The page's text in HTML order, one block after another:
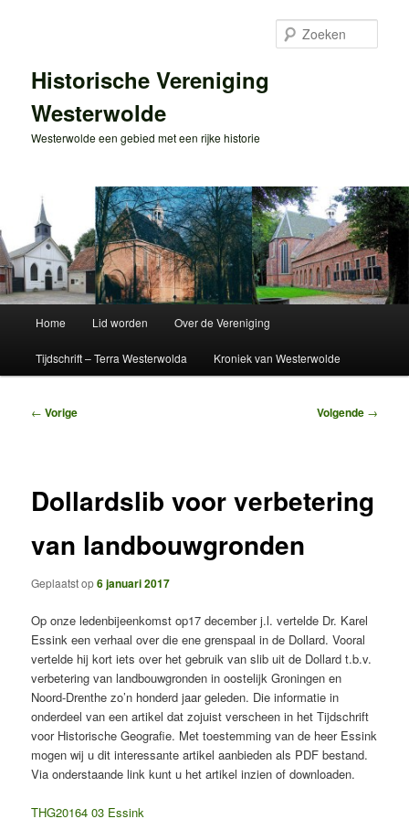
inhoudHistorische Vereniging
Westerwolde
Westerwolde een gebied met een rijke historie
Home Lid worden Over de Vereniging
Tijdschrift – Terra Westerwolda Kroniek van Westerwolde
Bericht
← Vorige Volgende →
Dollardslib voor verbetering
van landbouwgronden
Geplaatst op6 januari 2017
Op onze ledenbijeenkomst op17 december j.l. vertelde Dr. Karel
Essink een verhaal over die ene grenspaal in de Dollard. Vooral
vertelde hij kort iets over het gebruik van slib uit de Dollard t.b.v.
verbetering van landbouwgronden in oostelijk Groningen en
Noord-Drenthe zo’n honderd jaar geleden. Die informatie in
onderdeel van een artikel dat zojuist verscheen in het Tijdschrift
voor Historische Geografie. Met toestemming van de heer Essink
mogen wij u dit interessante artikel aanbieden als PDF bestand.
Via onderstaande link kunt u het artikel inzien of downloaden.
THG20164 03 Essink